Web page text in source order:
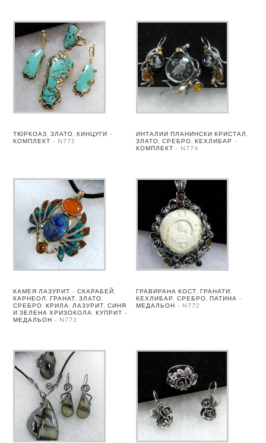
ТЮРКОАЗ, ЗЛАТО, КИНЦУГИ –
КОМПЛЕКТ – N775
ИНТАЛИИ ПЛАНИНСКИ КРИСТАЛ,
ЗЛАТО, СРЕБРО, КЕХЛИБАР –
КОМПЛЕКТ – N774
КАМЕЯ ЛАЗУРИТ – СКАРАБЕЙ,
КАРНЕОЛ, ГРАНАТ, ЗЛАТО,
СРЕБРО. КРИЛА: ЛАЗУРИТ, СИНЯ
И ЗЕЛЕНА ХРИЗОКОЛА, КУПРИТ –
МЕДАЛЬОН – N773
ГРАВИРАНА КОСТ, ГРАНАТИ,
КЕХЛИБАР, СРЕБРО, ПАТИНА –
МЕДАЛЬОН – N772